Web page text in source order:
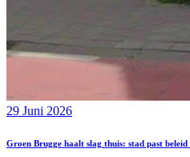
29 Juni 2026
Groen Brugge haalt slag thuis: stad past